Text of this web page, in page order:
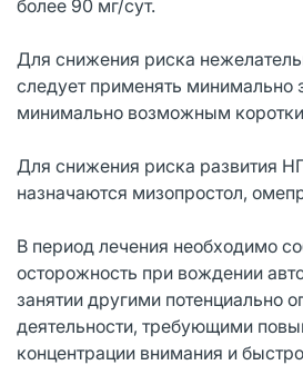
более 90 мг/сут.
Для снижения риска
следует применять минимально
минимально возможным
Для снижения риска развития
назначаются мизопростол,
В период лечения необходимо
осторожность при вождении
занятии другими потенциально
деятельности, требующими
концентрации внимания и